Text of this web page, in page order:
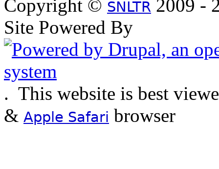
Copyright © SNLTR 2009 -
Site Powered By
. This website is best
& Apple Safari browser